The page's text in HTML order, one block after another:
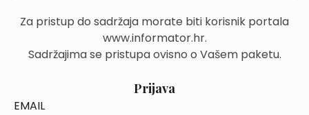
Za pristup do sadržaja morate biti korisnik portala
www.informator.hr.
Sadržajima se pristupa ovisno o Vašem paketu.
Prijava
EMAIL